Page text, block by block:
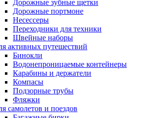
Дорожные зубные щетки
Дорожные портмоне
Несессеры
Переходники для техники
Швейные наборы
активных путешествий
Бинокли
Водонепроницаемые контейнеры
Карабины и держатели
Компасы
Подзорные трубы
Фляжки
самолетов и поездов